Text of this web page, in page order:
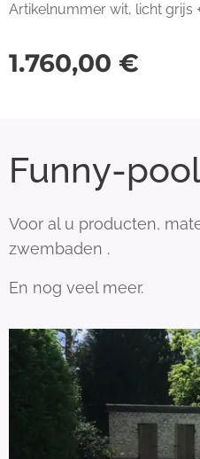
Artikelnummer wit, licht grijs
1.760,00 €
Funny-pool
Voor al u producten,
zwembaden .
En nog veel meer.